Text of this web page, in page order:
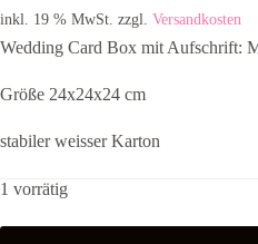
inkl. 19 % MwSt. zzgl. Versandkosten
Wedding Card Box mit Aufschrift:
Größe 24x24x24 cm
stabiler weisser Karton
1 vorrätig